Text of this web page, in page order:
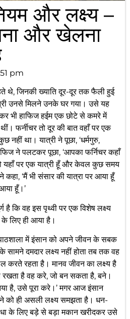
और लक्ष्य –
और खेलना
pm
थे, जिनकी ख्याति दूर-दूर तक फैली हुई
उनसे मिलने उनके घर गया। उसे यह
भी हाफिज हईम एक छोटे से कमरे में
फर्नीचर तो दूर की बात वहाँ पर एक
था। यात्री ने पूछा, ‘धर्मगुरु,
ने पलटकर पूछा, ‘आपका फर्निचर कहाँ
तो यहाँ पर एक यात्री हूँ और केवल कुछ समय
‘मैं भी संसार की यात्रा पर आया हूँ
हूँ।’
है कि वह इस पृथ्वी पर एक विशेष लक्ष्य
लिए ही आया है।
में इंसान को अपने जीवन के सबक
दमदार लक्ष्य नहीं होता तब तक वह
रहता है। मानव जीवन का लक्ष्य है
रखता है वह करे, जो बन सकता है, बने।
है, उसे पूरा करे।’ मगर आज इंसान
ही असली लक्ष्य समझता है। धन-
के लिए बड़े से बड़ा मकान खरीदकर उसे